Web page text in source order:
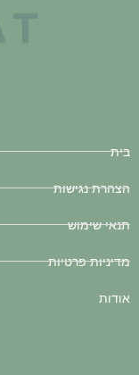
בית
הצהרת נגישות
תנאי שימוש
מדיניות פרטיות
אודות